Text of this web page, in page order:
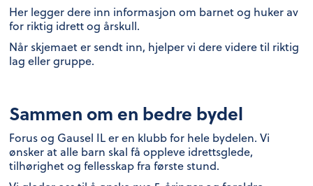
Her legger dere inn informasjon om barnet og huker av
for riktig idrett og årskull.
Når skjemaet er sendt inn, hjelper vi dere videre til riktig
lag eller gruppe.
Sammen om en bedre bydel
Forus og Gausel IL er en klubb for hele bydelen. Vi
ønsker at alle barn skal få oppleve idrettsglede,
tilhørighet og fellesskap fra første stund.